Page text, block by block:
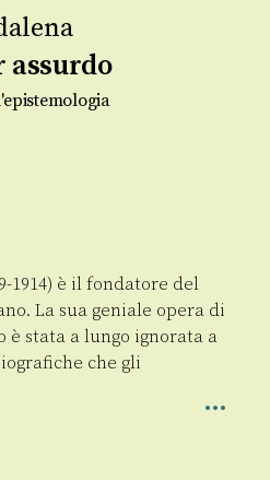
assurdo
1914) è il fondatore del
La sua geniale opera di
è stata a lungo ignorata a
che gli